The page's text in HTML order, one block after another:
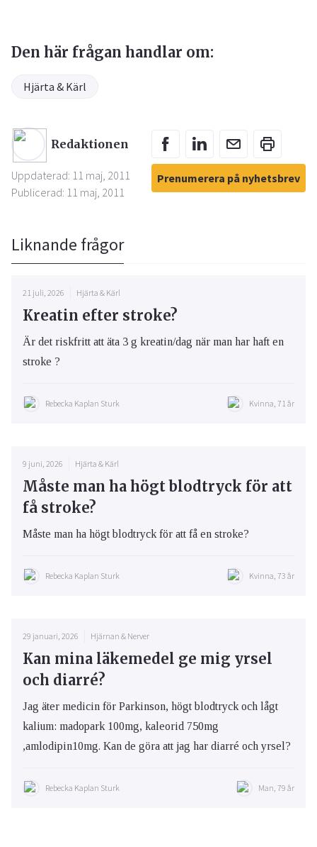
Den här frågan handlar om:
Hjärta & Kärl
Redaktionen
Uppdaterad: 11 maj, 2011
Publicerad: 11 maj, 2011
Prenumerera på nyhetsbrev
Liknande frågor
21 juli, 2026 Hjärta & Kärl
Kreatin efter stroke?
Är det riskfritt att äta 3 g kreatin/dag när man har haft en
stroke ?
Rebecka Kaplan Sturk Kvinna, 71 år
9 juni, 2026 Hjärta & Kärl
Måste man ha högt blodtryck för att
få stroke?
Måste man ha högt blodtryck för att få en stroke?
Rebecka Kaplan Sturk Kvinna, 73 år
29 januari, 2026 Hjärnan & Nerver
Kan mina läkemedel ge mig yrsel
och diarré?
Jag äter medicin för Parkinson, högt blodtryck och lågt
kalium: madopark 100mg, kaleorid 750mg
,amlodipin10mg. Kan de göra att jag har diarré och yrsel?
Rebecka Kaplan Sturk Man, 79 år